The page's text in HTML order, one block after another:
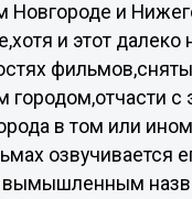
и
и этот
городом,отчасти
в том или
озвучивается